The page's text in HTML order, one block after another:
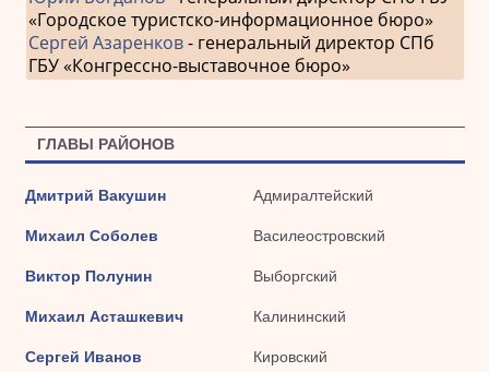
«Городское туристско-информационное бюро»
Сергей Азаренков- генеральный директор СПб
ГБУ «Конгрессно-выставочное бюро»
ГЛАВЫ РАЙОНОВ
Дмитрий Вакушин Адмиралтейский
Михаил Соболев Василеостровский
Виктор Полунин Выборгский
Михаил Асташкевич Калининский
Сергей Иванов Кировский